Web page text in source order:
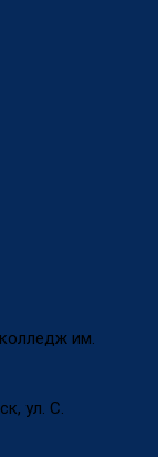
им.
ул. С.